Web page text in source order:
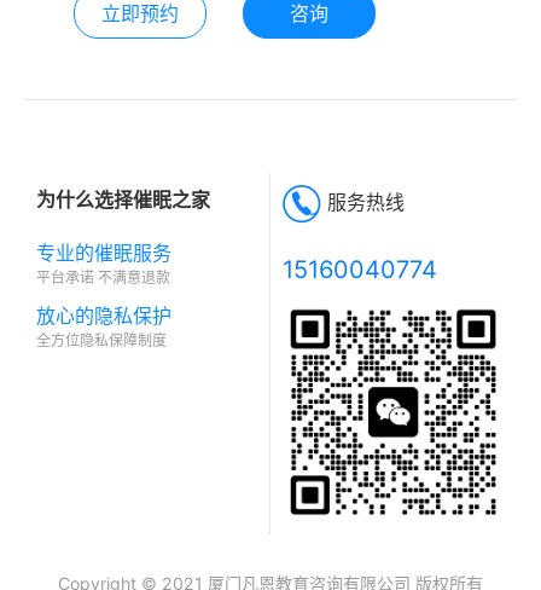
家庭教育讲座，心理健康讲座，讲座内
立即预约 咨询
为什么选择催眠之家
专业的催眠服务
平台承诺 不满意退款
放心的隐私保护
全方位隐私保障制度
服务热线
15160040774
Copyright © 2021 厦门凡恩教育咨询有限公司 版权所有